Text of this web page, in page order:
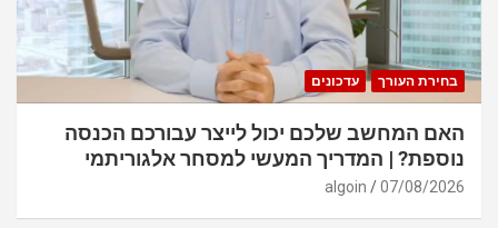
בחירת העורך עדכונים
האם המחשב שלכם יכול לייצר עבורכם הכנסה
נוספת? | המדריך המעשי למסחר אלגוריתמי
07/08/2026
algoin